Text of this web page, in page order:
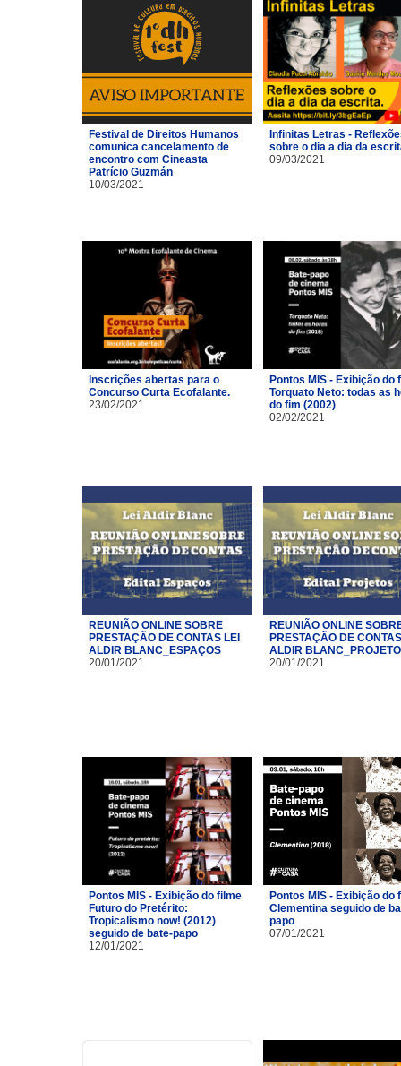
Festival de Direitos Humanos
comunica cancelamento de
encontro com Cineasta
Patrício Guzmán
10/03/2021
Infinitas Letras -
sobre o dia a dia da
09/03/2021
Inscrições abertas para o
Concurso Curta Ecofalante.
23/02/2021
Pontos MIS - Exibição do
Torquato Neto: todas as
do fim (2002)
02/02/2021
REUNIÃO ONLINE SOBRE
PRESTAÇÃO DE CONTAS LEI
ALDIR BLANC_ESPAÇOS
20/01/2021
REUNIÃO ONLINE
PRESTAÇÃO DE
ALDIR
20/01/2021
Pontos MIS - Exibição do filme
Futuro do Pretérito:
Tropicalismo now! (2012)
seguido de bate-papo
12/01/2021
Pontos MIS - Exibição do
Clementina seguido de
papo
07/01/2021